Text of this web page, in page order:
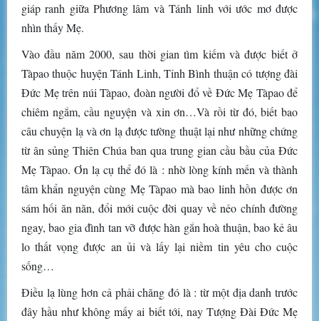
giáp ranh giữa Phương lâm và Tánh linh với ước mơ được
nhìn thấy Mẹ.
Vào đầu năm 2000, sau thời gian tìm kiếm và được biết ở
Tàpao thuộc huyện Tánh Linh, Tỉnh Bình thuận có tượng đài
Đức Mẹ trên núi Tàpao, đoàn người đổ về Đức Mẹ Tàpao để
chiêm ngắm, cầu nguyện và xin ơn…Và rồi từ đó, biết bao
câu chuyện lạ và ơn lạ được tường thuật lại như những chứng
từ ân sủng Thiên Chúa ban qua trung gian cầu bầu của Đức
Mẹ Tàpao. Ơn lạ cụ thể đó là : nhờ lòng kính mến và thành
tâm khẩn nguyện cùng Mẹ Tàpao mà bao linh hồn được ơn
sám hối ăn năn, đổi mới cuộc đời quay về nẻo chính đường
ngay, bao gia đình tan vỡ được hàn gắn hoà thuận, bao kẻ âu
lo thất vọng được an ủi và lấy lại niềm tin yêu cho cuộc
sống…
Điều lạ lùng hơn cả phải chăng đó là : từ một địa danh trước
đây hầu như không mấy ai biết tới, nay Tượng Đài Đức Mẹ